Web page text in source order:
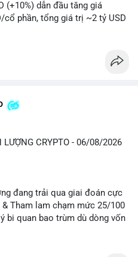
(+10%) dẫn đầu tăng giá
cổ phần, tổng giá trị ~2 tỷ USD
bản địa để tăng cường
stablecoin mới với yêu cầu
trúc thị trường crypto sớm
hội
hoạt động sau cuộc tấn công
viên nhận lương một phần dưới
#sky$sand#sand
CRYPTO - 06/08/2026
đang trải qua giai đoán cực
Tham lam chạm mức 25/100
bi quan bao trùm dù dòng vốn